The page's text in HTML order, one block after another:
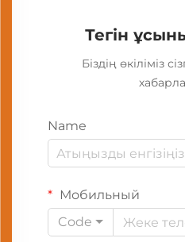
Тегін
Біздің өкіліміз
Name
Мобильный
Code